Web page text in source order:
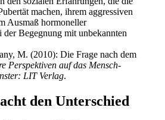
machen, ihrem aggressiven
Ausmaß hormoneller
der Begegnung mit unbekannten
M. (2010): Die Frage nach dem
Perspektiven auf das Mensch-
LIT Verlag.
den Unterschied